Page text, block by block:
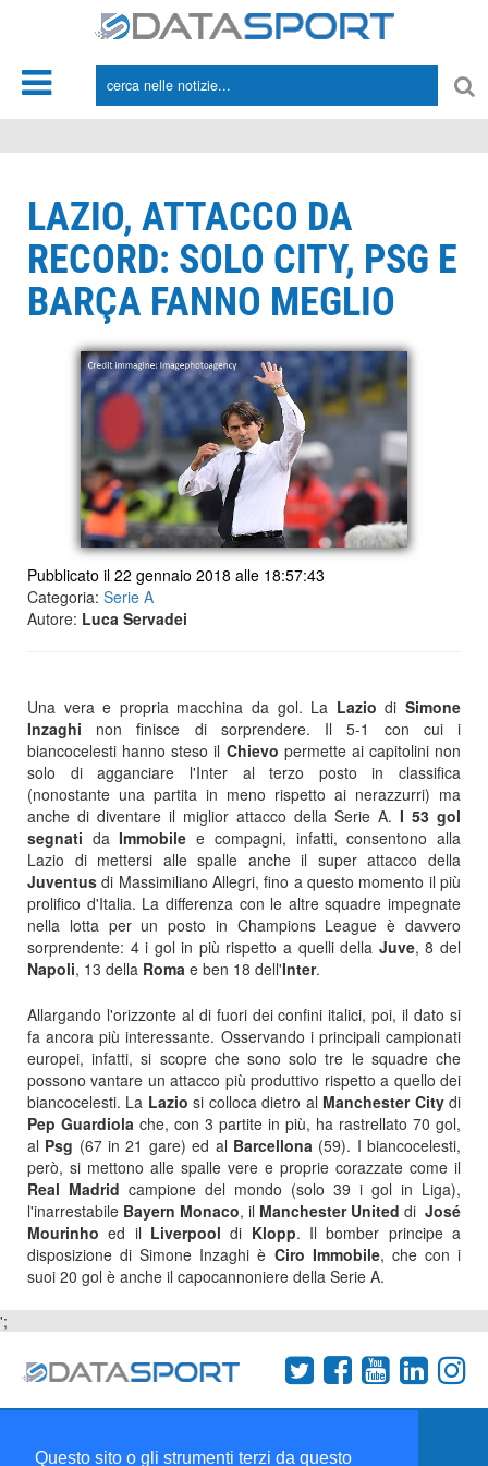
Questo sito o gli strumenti terzi da questo
LAZIO, ATTACCO DA
RECORD: SOLO CITY, PSG E
BARÇA FANNO MEGLIO
Pubblicato il 22 gennaio 2018 alle 18:57:43
Categoria: Serie A
Autore: Luca Servadei
Una vera e propria macchina da gol. La LaziodiSimone
Inzaghi non finisce di sorprendere. Il 5-1 con cui i
biancocelesti hanno steso il Chievo permette ai capitolini non
solo di agganciare l'Inter al terzo posto in classifica
(nonostante una partita in meno rispetto ai nerazzurri) ma
anche di diventare il miglior attacco della Serie A. I 53 gol
segnati daImmobilee compagni, infatti, consentono alla
Lazio di mettersi alle spalle anche il super attacco della
Juventusdi Massimiliano Allegri, fino a questo momento il più
prolifico d'Italia. La differenza con le altre squadre impegnate
nella lotta per un posto in Champions League è davvero
sorprendente: 4 i gol in più rispetto a quelli della Juve, 8 del
Napoli, 13 della Roma e ben 18 dell'Inter.
Allargando l'orizzonte al di fuori dei confini italici, poi, il dato si
fa ancora più interessante. Osservando i principali campionati
europei, infatti, si scopre che sono solo tre le squadre che
possono vantare un attacco più produttivo rispetto a quello dei
biancocelesti. La Laziosi colloca dietro al Manchester Citydi
Pep Guardiola che, con 3 partite in più, ha rastrellato 70 gol,
al Psg (67 in 21 gare) ed al Barcellona (59). I biancocelesti,
però, si mettono alle spalle vere e proprie corazzate come il
Real Madrid campione del mondo (solo 39 i gol in Liga),
l'inarrestabile Bayern Monaco, il Manchester United di José
Mourinho ed il Liverpooldi Klopp. Il bomber principe a
disposizione di Simone Inzaghi è Ciro Immobile, che con i
suoi 20 gol è anche il capocannoniere della Serie A.
';